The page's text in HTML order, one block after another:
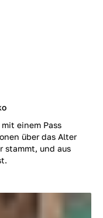
einem Pass
über das Alter
stammt, und aus